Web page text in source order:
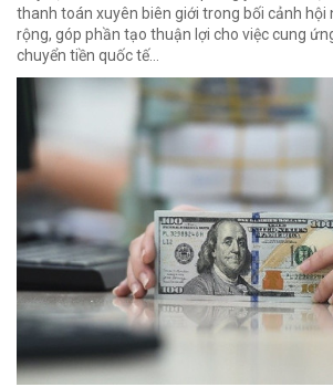
thanh toán xuyên biên giới trong bối cảnh hội
rộng, góp phần tạo thuận lợi cho việc cung
chuyển tiền quốc tế...